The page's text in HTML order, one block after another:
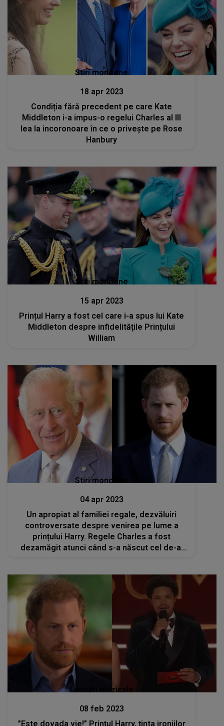
Stiri mondene
18 apr 2023
Condiția fără precedent pe care Kate
Middleton i-a impus-o regelui Charles al III
lea la incoronoare în ce o privește pe Rose
Hanbury
Stiri mondene
15 apr 2023
Prințul Harry a fost cel care i-a spus lui Kate
Middleton despre infidelitățile Prințului
William
Stiri mondene
04 apr 2023
Un apropiat al familiei regale, dezvăluiri
controversate despre venirea pe lume a
prințului Harry. Regele Charles a fost
dezamăgit atunci când s-a născut cel de-al
Lansări muzicale
08 feb 2023
”Este dovada vie!” Prințul Harry, ținta ironiilor